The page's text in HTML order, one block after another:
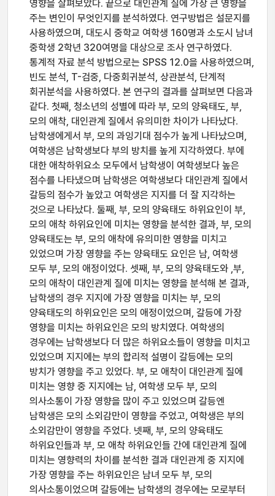
영향을 살펴보았다. 끝으로 대인관계 질에 가장 큰 영향을
주는 변인이 무엇인지를 분석하였다. 연구방법은 설문지를
사용하였으며, 대도시 중학교 여학생 160명과 소도시 남녀
중학생 2학년 320여명을 대상으로 조사 연구하였다.
통계적 자료 분석 방법으로는 SPSS 12.0을 사용하였으며,
빈도 분석, T-검중, 다중회귀분석, 상관분석, 단계적
회귀분석을 사용하였다. 본 연구의 결과를 살펴보면 다음과
같다. 첫째, 청소년의 성별에 따라 부, 모의 양육태도, 부,
모의 애착, 대인관계 질에서 유의미한 차이가 나타났다.
남학생에게서 부, 모의 과잉기대 점수가 높게 나타났으며,
여학생은 남학생보다 부의 방치를 높게 지각하였다. 부에
대한 애착하위요소 모두에서 남학생이 여학생보다 높은
점수를 나타냈으며 남학생은 여학생보다 대인관계 질에서
갈등의 점수가 높았고 여학생은 지지를 더 잘 지각하는
것으로 나타났다. 둘째, 부, 모의 양육태도 하위요인이 부,
모의 애착 하위요인에 미치는 영향을 분석한 결과, 부, 모의
양육태도는 부, 모의 애착에 유의미한 영향을 미치고
있었으며 가장 영향을 주는 양육태도 요인은 남, 여학생
모두 부, 모의 애정이었다. 셋째, 부, 모의 양육태도와 ,부,
모의 애착이 대인관계 질에 미치는 영향을 분석해 본 결과,
남학생의 경우 지지에 가장 영향을 미치는 부, 모의
양육태도의 하위요인은 모의 애정이었으며, 갈등에 가장
영향을 미치는 하위요인은 모의 방치였다. 여학생의
경우에는 남학생보다 더 많은 하위요소들이 영향을 미치고
있었으며 지지에는 부의 합리적 설명이 갈등에는 모의
방치가 영향을 주고 있었다. 부, 모 애착이 대인관계 질에
미치는 영향 중 지지에는 남, 여학생 모두 부, 모의
의사소통이 가장 영향을 많이 주고 있었으며 갈등엔
남학생은 모의 소외감만이 영향을 주었고, 여학생은 부의
소외감만이 영향을 주었다. 넷째, 부, 모의 양육태도
하위요인들과 부, 모 애착 하위요인들 간에 대인관계 질에
미치는 영향력의 차이를 분석한 결과 대인관계 중 지지에
가장 영향을 주는 하위요인은 남녀 모두 부, 모의
의사소통이었으며 갈등에는 남학생의 경우에는 모로부터